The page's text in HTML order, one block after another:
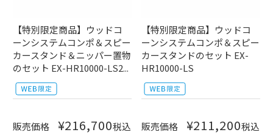
【特別限定商品】ウッドコ
ーンシステムコンポ＆スピー
カースタンド＆ニッパー置物
のセット EX-HR10000-LS2...
販売価格 ¥216,700税込
【特別限定商品】ウッドコ
ーンシステムコンポ＆スピー
カースタンドのセット EX-
HR10000-LS
販売価格 ¥211,200税込